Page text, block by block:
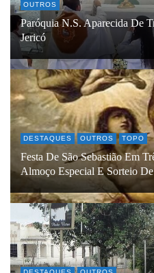
OUTROS
Paróquia N.S. Aparecida De
Jericó
DESTAQUES OUTROS TOPO
Festa De São Sebastião Em
Almoço Especial E Sorteio